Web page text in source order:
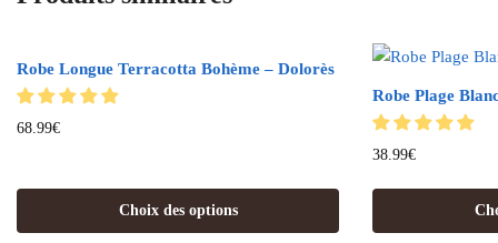
Robe Longue Terracotta Bohème – Dolorès
68.99€
Choix des options
Robe Plage
38.99€